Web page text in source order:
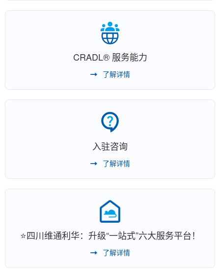
CRADL® 服务能力
了解详情
入驻咨询
了解详情
⭐四川维通利华：升级“一站式”六大服务平台！
了解详情